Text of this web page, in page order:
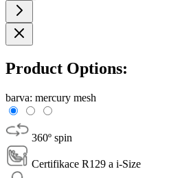
Product Options:
barva: mercury mesh
360º spin
Certifikace R129 a i-Size